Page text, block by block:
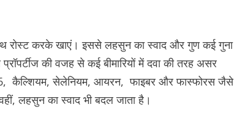
रोस्ट करके खाएं। इससे लहसुन का स्वाद और गुण कई गुना
की वजह से कई बीमारियों में दवा की तरह असर
6, कैल्शियम, सेलेनियम, आयरन, फाइबर और फास्फोरस जैसे
लहसुन का स्वाद भी बदल जाता है।